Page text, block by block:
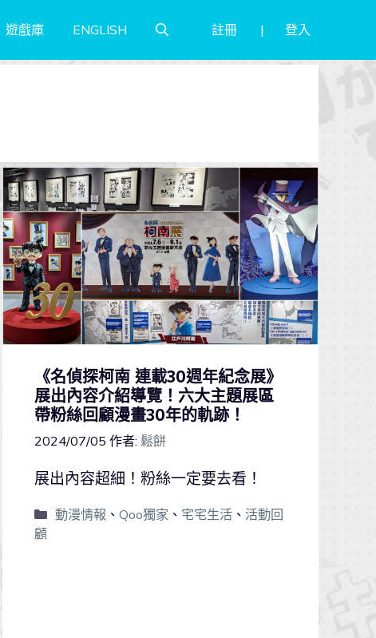
遊戲庫 ENGLISH 註冊 登入
《名偵探柯南 連載30週年紀念展》
展出內容介紹導覽！六大主題展區
帶粉絲回顧漫畫30年的軌跡！
2024/07/05 作者: 鬆餅
展出內容超細！粉絲一定要去看！
動漫情報 、 Qoo獨家 、 宅宅生活、 活動回
顧